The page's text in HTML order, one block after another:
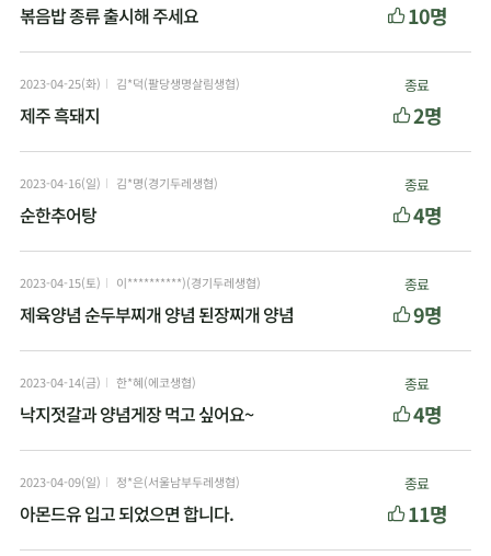
볶음밥 종류 출시해 주세요 10명
2023-04-25(화) 김*덕(팔당생명살림생협)
제주 흑돼지
종료
2명
2023-04-16(일) 김*명(경기두레생협)
순한추어탕
종료
4명
2023-04-15(토) 이**********)(경기두레생협)
제육양념 순두부찌개 양념 된장찌개 양념
종료
9명
2023-04-14(금) 한*혜(에코생협)
낙지젓갈과 양념게장 먹고 싶어요~
종료
4명
2023-04-09(일) 정*은(서울남부두레생협)
아몬드유 입고 되었으면 합니다.
종료
11명